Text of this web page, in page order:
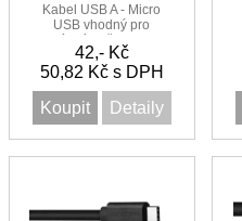
Kabel USB A - Micro
USB vhodný pro
nabíjení a přenos dat.
Povrchový materiál a
plochý tvar
42,- Kč
50,82 Kč s DPH
Koupit
Detaily